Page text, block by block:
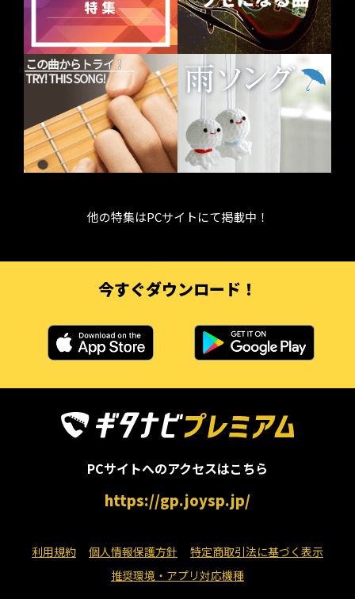
他の特集はPCサイトにて掲載中！
今すぐダウンロード！
PCサイトへのアクセスはこちら
https://gp.joysp.jp/
利用規約 個人情報保護方針
特定商取引法に基づく表示
推奨環境・アプリ対応機種